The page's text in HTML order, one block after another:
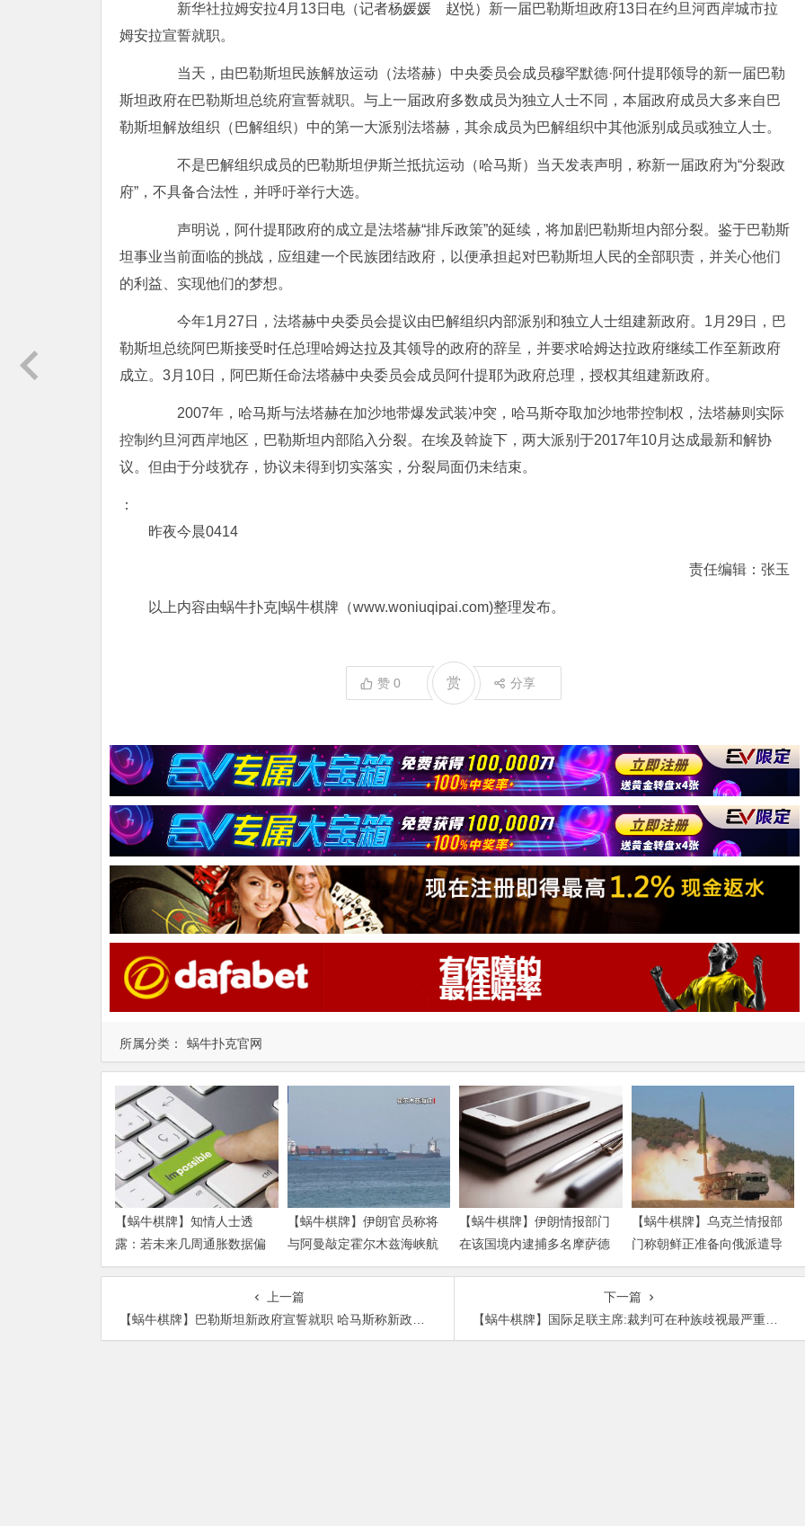
所属分类： 蜗牛扑克官网
新华社拉姆安拉4月13日电（记者杨媛媛 赵悦）新一届巴勒斯坦政府13日在约旦河西岸城市拉
姆安拉宣誓就职。
当天，由巴勒斯坦民族解放运动（法塔赫）中央委员会成员穆罕默德·阿什提耶领导的新一届巴勒
斯坦政府在巴勒斯坦总统府宣誓就职。与上一届政府多数成员为独立人士不同，本届政府成员大多来自巴
勒斯坦解放组织（巴解组织）中的第一大派别法塔赫，其余成员为巴解组织中其他派别成员或独立人士。
不是巴解组织成员的巴勒斯坦伊斯兰抵抗运动（哈马斯）当天发表声明，称新一届政府为“分裂政
府”，不具备合法性，并呼吁举行大选。
声明说，阿什提耶政府的成立是法塔赫“排斥政策”的延续，将加剧巴勒斯坦内部分裂。鉴于巴勒斯
坦事业当前面临的挑战，应组建一个民族团结政府，以便承担起对巴勒斯坦人民的全部职责，并关心他们
的利益、实现他们的梦想。
今年1月27日，法塔赫中央委员会提议由巴解组织内部派别和独立人士组建新政府。1月29日，巴
勒斯坦总统阿巴斯接受时任总理哈姆达拉及其领导的政府的辞呈，并要求哈姆达拉政府继续工作至新政府
成立。3月10日，阿巴斯任命法塔赫中央委员会成员阿什提耶为政府总理，授权其组建新政府。
2007年，哈马斯与法塔赫在加沙地带爆发武装冲突，哈马斯夺取加沙地带控制权，法塔赫则实际
控制约旦河西岸地区，巴勒斯坦内部陷入分裂。在埃及斡旋下，两大派别于2017年10月达成最新和解协
议。但由于分歧犹存，协议未得到切实落实，分裂局面仍未结束。
：
昨夜今晨0414
责任编辑：张玉
以上内容由蜗牛扑克|蜗牛棋牌（www.woniuqipai.com)整理发布。
赞 0 赏 分享
【蜗牛棋牌】知情人士透
露：若未来几周通胀数据偏
热 沃什准备好加息
【蜗牛棋牌】伊朗官员称将
与阿曼敲定霍尔木兹海峡航
运安排新协议
【蜗牛棋牌】伊朗情报部门
在该国境内逮捕多名摩萨德
特工
【蜗牛棋牌】乌克兰情报部
门称朝鲜正准备向俄派遣导
弹部队
上一篇
【蜗牛棋牌】巴勒斯坦新政府宣誓就职 哈马斯称新政府不合法
下一篇
【蜗牛棋牌】国际足联主席:裁判可在种族歧视最严重时放弃比赛